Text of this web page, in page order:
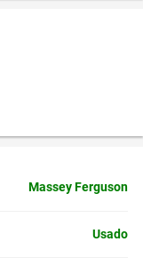
Massey Ferguson
Usado